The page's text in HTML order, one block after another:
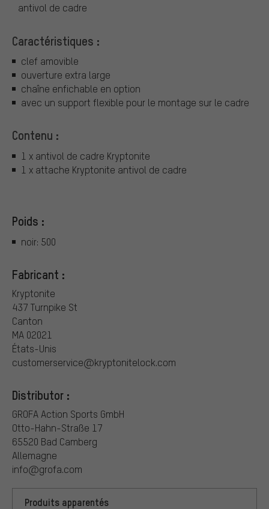
antivol de cadre
Caractéristiques :
clef amovible
ouverture extra large
chaîne enfichable en option
avec un support flexible pour le montage sur le cadre
Contenu :
1 x antivol de cadre Kryptonite
1 x attache Kryptonite antivol de cadre
Poids :
noir: 500
Fabricant :
Kryptonite
437 Turnpike St
Canton
MA 02021
États-Unis
customerservice@kryptonitelock.com
Distributor :
GROFA Action Sports GmbH
Otto-Hahn-Straße 17
65520 Bad Camberg
Allemagne
info@grofa.com
Produits apparentés